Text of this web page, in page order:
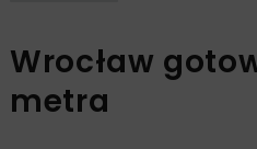
Wrocław
metra